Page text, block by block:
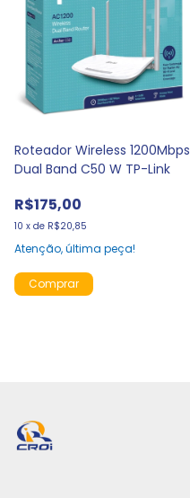
Roteador Wireless 1200Mbps
Dual Band C50 W TP-Link
R$175,00
10 x de R$20,85
Atenção, última peça!